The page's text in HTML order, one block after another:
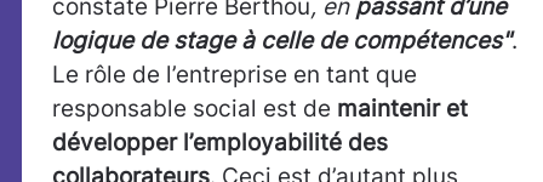
constate Pierre Berthou, en passant d’une
logique de stage à celle de compétences".
Le rôle de l’entreprise en tant que
responsable social est de maintenir et
développer l’employabilité des